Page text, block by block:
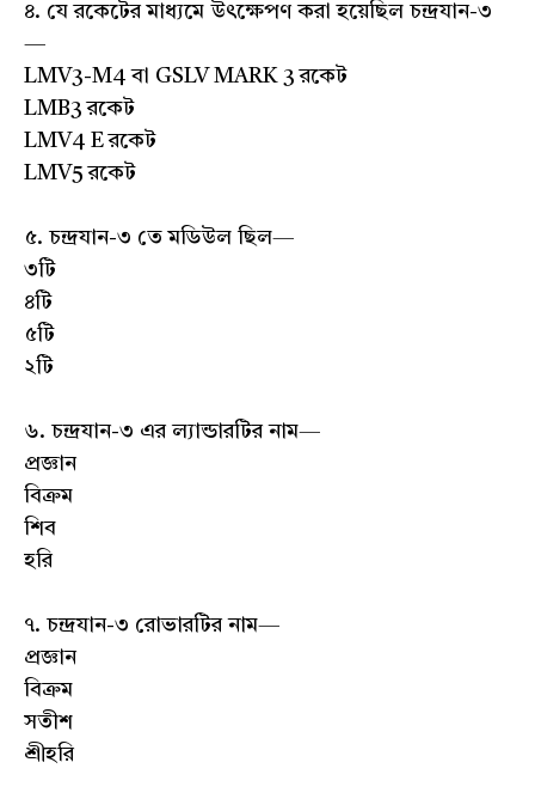
৪. যে রকেটের মাধ্যমে উৎক্ষেপণ করা হয়েছিল চন্দ্রযান-৩
—
LMV3-M4 বা GSLV MARK 3 রকেট
LMB3 রকেট
LMV4 E রকেট
LMV5 রকেট
৫. চন্দ্রযান-৩ তে মডিউল ছিল—
৩টি
৪টি
৫টি
২টি
৬. চন্দ্রযান-৩ এর ল্যান্ডারটির নাম—
প্রজ্ঞান
বিক্রম
শিব
হরি
৭. চন্দ্রযান-৩ রোভারটির নাম—
প্রজ্ঞান
বিক্রম
সতীশ
শ্রীহরি